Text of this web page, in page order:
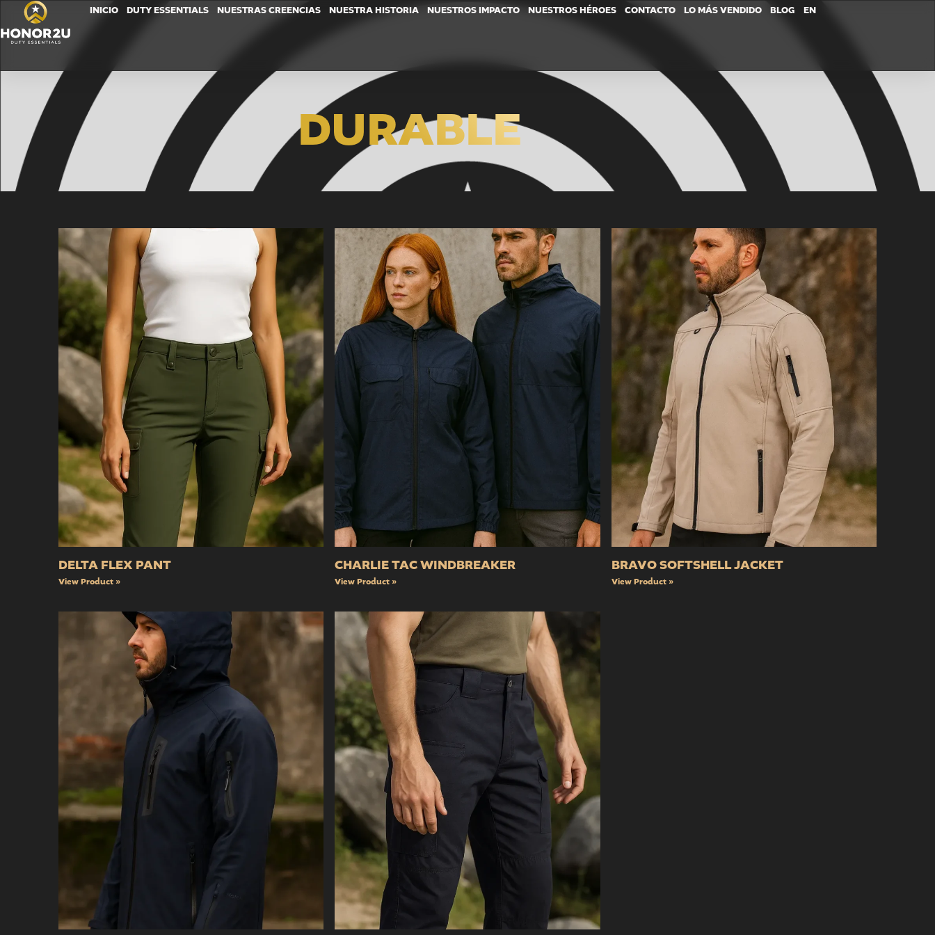
INICIO DUTY ESSENTIALS NUESTRAS CREENCIAS NUESTRA HISTORIA NUESTROS IMPACTO NUESTROS HÉROES CONTACTO LO MÁS VENDIDO BLOG EN
DURABLE
DELTA FLEX PANT
View Product »
CHARLIE TAC WINDBREAKER
View Product »
BRAVO SOFTSHELL JACKET
View Product »